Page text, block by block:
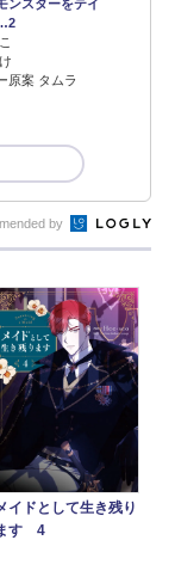
ンスターをテイ
原案 タムラ
by
イドとして生き残り
す 4